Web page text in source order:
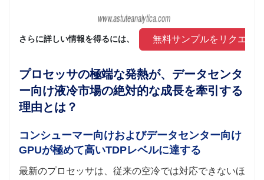
さらに詳しい情報を得るには、 無料サンプルをリクエス
プロセッサの極端な発熱が、データセンタ
ー向け液冷市場の絶対的な成長を牽引する
理由とは？
コンシューマー向けおよびデータセンター向け
GPUが極めて高いTDPレベルに達する
最新のプロセッサは、従来の空冷では対応できないほ